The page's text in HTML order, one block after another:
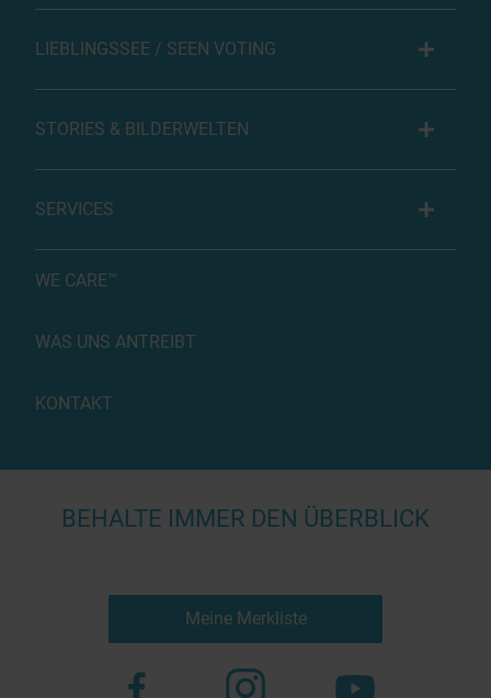
LIEBLINGSSEE / SEEN VOTING
STORIES & BILDERWELTEN
SERVICES
WE CARE™
WAS UNS ANTREIBT
KONTAKT
BEHALTE IMMER DEN ÜBERBLICK
Meine Merkliste